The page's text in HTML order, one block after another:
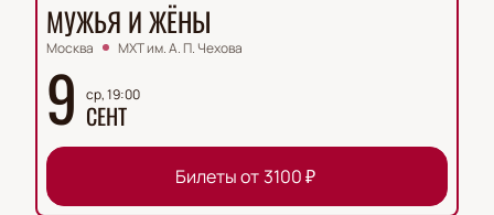
МУЖЬЯ И ЖЁНЫ
Москва МХТ им. А. П. Чехова
9 ср, 19:00
СЕНТ
Билеты от 3100₽